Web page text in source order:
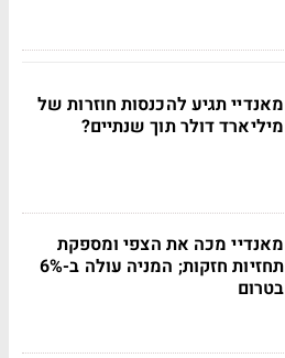
מאנדיי תגיע להכנסות חוזרות של
מיליארד דולר תוך שנתיים?
מאנדיי מכה את הצפי ומספקת
תחזיות חזקות; המניה עולה ב-6%
בטרום